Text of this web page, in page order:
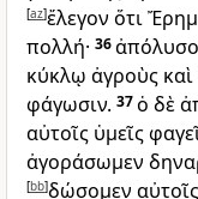
[az]ἔλεγον ὅτι
πολλή· 36
κύκλῳ ἀγροὺς
φάγωσιν. 37ὁ δὲ
αὐτοῖς ὑμεῖς
ἀγοράσωμεν
[bb]δώσομεν